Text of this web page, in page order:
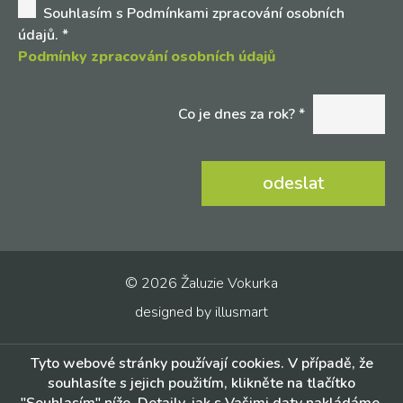
Souhlasím s Podmínkami zpracování osobních
údajů. *
Podmínky zpracování osobních údajů
Co je dnes za rok? *
© 2026 Žaluzie Vokurka
designed by illusmart
Tyto webové stránky používají cookies. V případě, že
souhlasíte s jejich použitím, klikněte na tlačítko